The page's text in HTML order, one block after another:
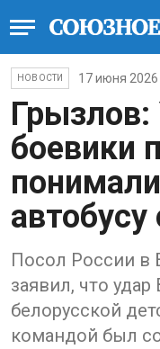
НОВОСТИ 17 июня 2026
Грызлов:
боевики
Посол России в
заявил, что
белорусской
командой был